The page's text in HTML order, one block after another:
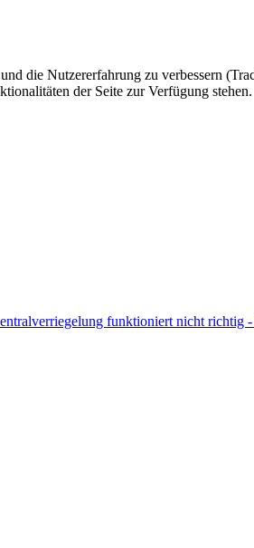
funktioniert nicht richtig
die Nutzererfahrung zu verbessern
der Seite zur Verfügung stehen.